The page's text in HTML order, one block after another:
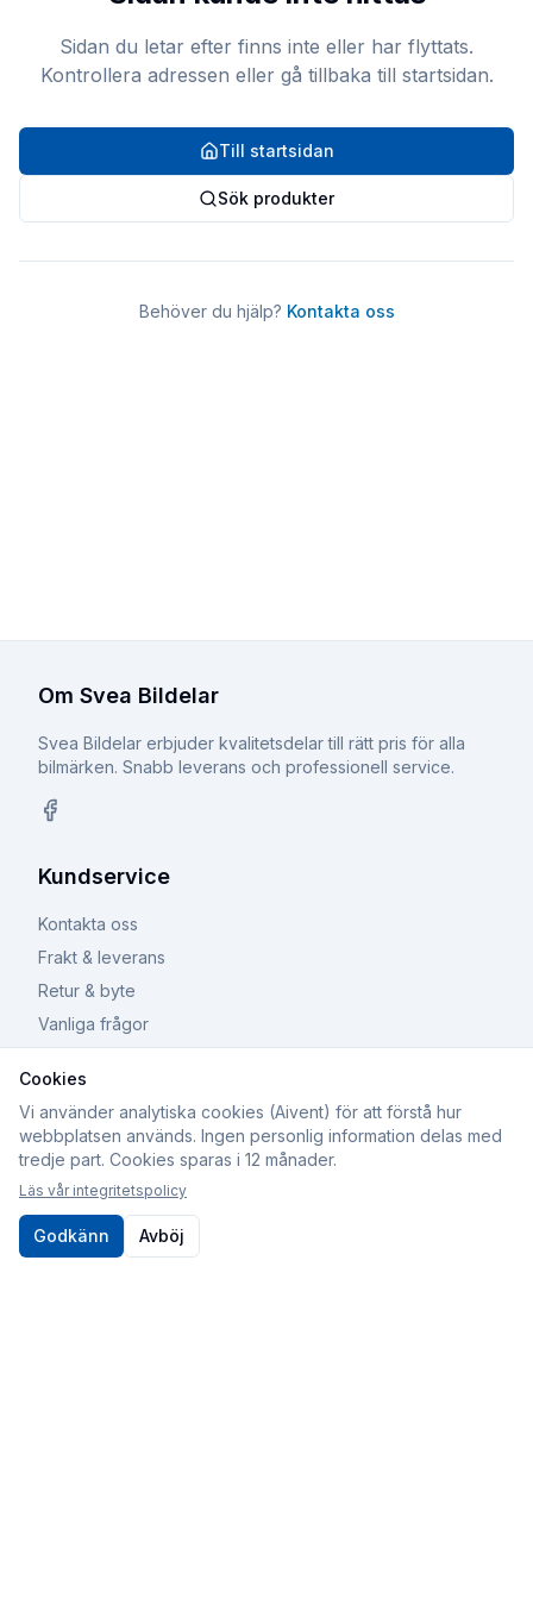
Sidan du letar efter finns inte eller har flyttats.
Kontrollera adressen eller gå tillbaka till startsidan.
Till startsidan
Sök produkter
Behöver du hjälp? Kontakta oss
Om Svea Bildelar
Svea Bildelar erbjuder kvalitetsdelar till rätt pris för alla
bilmärken. Snabb leverans och professionell service.
Kundservice
Kontakta oss
Frakt & leverans
Retur & byte
Vanliga frågor
Information
Köpvillkor
Integritetspolicy
Cookies
Om oss
Cookies
Vi använder analytiska cookies (Aivent) för att förstå hur
webbplatsen används. Ingen personlig information delas med
tredje part. Cookies sparas i 12 månader.
Läs vår integritetspolicy
Godkänn Avböj